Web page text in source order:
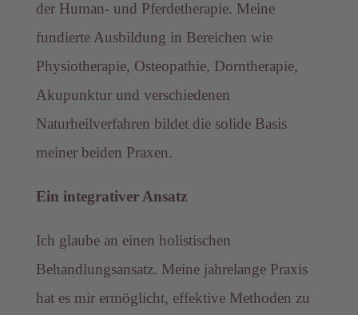
der Human- und Pferdetherapie. Meine
fundierte Ausbildung in Bereichen wie
Physiotherapie, Osteopathie, Dorntherapie,
Akupunktur und verschiedenen
Naturheilverfahren bildet die solide Basis
meiner beiden Praxen.
Ein integrativer Ansatz
Ich glaube an einen holistischen
Behandlungsansatz. Meine jahrelange Praxis
hat es mir ermöglicht, effektive Methoden zu